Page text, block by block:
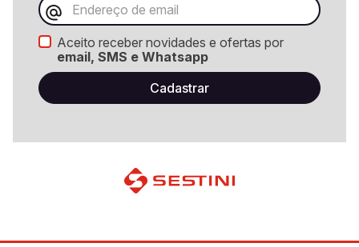
Aceito receber novidades e ofertas por
email, SMS e Whatsapp